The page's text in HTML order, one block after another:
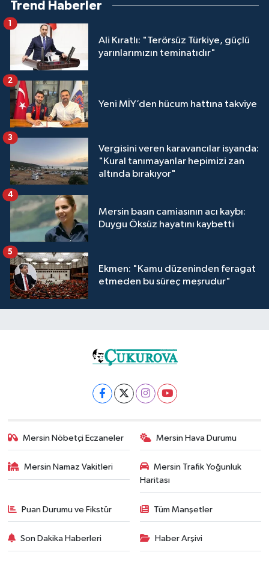
Trend Haberler
Ali Kıratlı: "Terörsüz Türkiye, güçlü
yarınlarımızın teminatıdır"
1
Yeni MİY’den hücum hattına takviye
2
Vergisini veren karavancılar isyanda:
"Kural tanımayanlar hepimizi zan
altında bırakıyor"
3
Mersin basın camiasının acı kaybı:
Duygu Öksüz hayatını kaybetti
4
Ekmen: "Kamu düzeninden feragat
etmeden bu süreç meşrudur"
5
Mersin Nöbetçi Eczaneler Mersin Hava Durumu
Mersin Namaz Vakitleri
Mersin Trafik Yoğunluk
Haritası
Puan Durumu ve Fikstür Tüm Manşetler
Son Dakika Haberleri Haber Arşivi